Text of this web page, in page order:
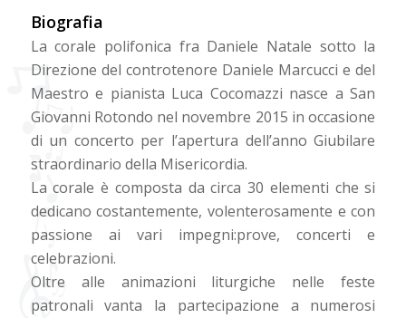
Biografia
La corale polifonica fra Daniele Natale sotto la
Direzione del controtenore Daniele Marcucci e del
Maestro e pianista Luca Cocomazzi nasce a San
Giovanni Rotondo nel novembre 2015 in occasione
di un concerto per l’apertura dell’anno Giubilare
straordinario della Misericordia.
La corale è composta da circa 30 elementi che si
dedicano costantemente, volenterosamente e con
passione ai vari impegni:prove, concerti e
celebrazioni.
Oltre alle animazioni liturgiche nelle feste
patronali vanta la partecipazione a numerosi